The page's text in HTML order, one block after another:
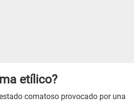
etílico?
comatoso provocado por una